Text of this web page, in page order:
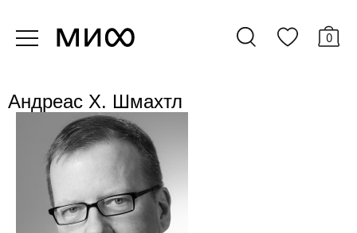
0
Андреас Х. Шмахтл